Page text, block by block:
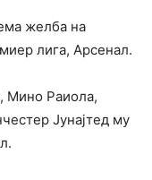
желба на
лига, Арсенал.
Мино Раиола,
Јунајтед му